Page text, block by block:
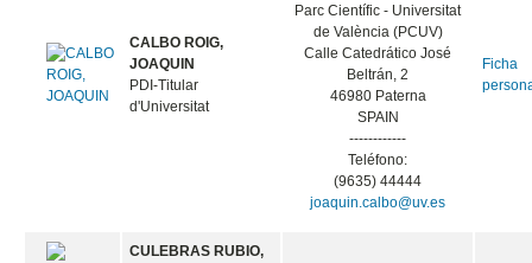
CALBO ROIG,
JOAQUIN
PDI-Titular
d'Universitat
Parc Científic - Universitat
de València (PCUV)
Calle Catedrático José
Beltrán, 2
46980 Paterna
SPAIN
------------
Teléfono:
(9635) 44444
joaquin.calbo@uv.es
Ficha
CULEBRAS RUBIO,